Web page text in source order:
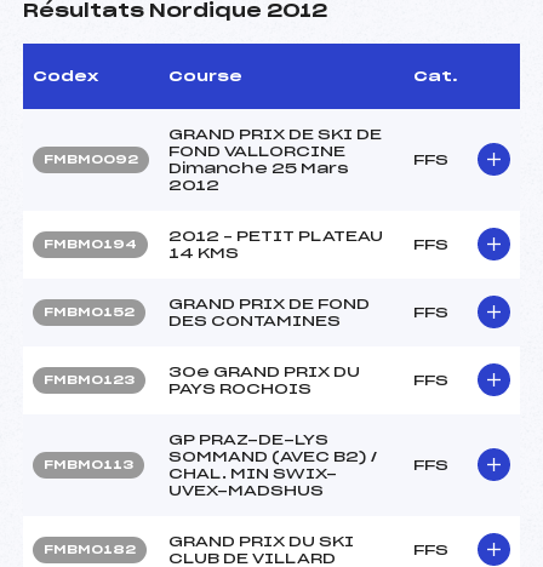
Résultats Nordique 2012
Codex Course Cat.
FMBM0092
GRAND PRIX DE SKI DE
FOND VALLORCINE
Dimanche 25 Mars
2012
FFS
FMBM0194
2012 – PETIT PLATEAU
14 KMS
FFS
FMBM0152
GRAND PRIX DE FOND
DES CONTAMINES
FFS
FMBM0123
30e GRAND PRIX DU
PAYS ROCHOIS
FFS
FMBM0113
GP PRAZ-DE-LYS
SOMMAND (AVEC B2) /
CHAL. MIN SWIX-
UVEX-MADSHUS
FFS
FMBM0182
GRAND PRIX DU SKI
CLUB DE VILLARD
FFS